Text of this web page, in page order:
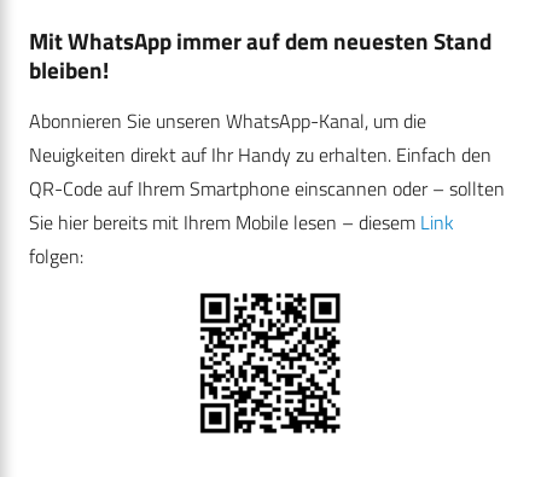
Mit WhatsApp immer auf dem neuesten Stand
bleiben!
Abonnieren Sie unseren WhatsApp-Kanal, um die
Neuigkeiten direkt auf Ihr Handy zu erhalten. Einfach den
QR-Code auf Ihrem Smartphone einscannen oder – sollten
Sie hier bereits mit Ihrem Mobile lesen – diesem Link
folgen: